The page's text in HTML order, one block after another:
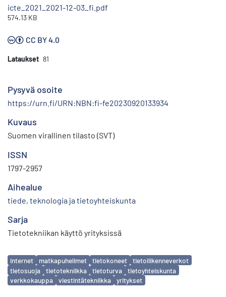
icte_2021_2021-12-03_fi.pdf
574.13 KB
CC BY 4.0
Lataukset 81
Pysyvä osoite
https://urn.fi/URN:NBN:fi-fe20230920133934
Kuvaus
Suomen virallinen tilasto (SVT)
ISSN
1797-2957
Aihealue
tiede, teknologia ja tietoyhteiskunta
Sarja
Tietotekniikan käyttö yrityksissä
Avainsanat
internet matkapuhelimet tietokoneet
tietoliikenneverkot
tietosuoja
tietotekniikka tietoturva
tietoyhteiskunta
verkkokauppa
viestintätekniikka yritykset